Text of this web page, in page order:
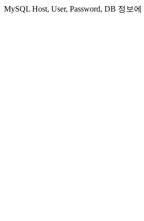
MySQL Host, User, Password, DB 정보